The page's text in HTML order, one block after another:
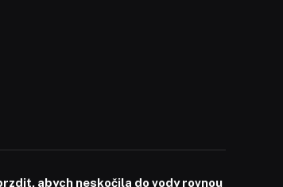
abych neskočila do vody rovnou